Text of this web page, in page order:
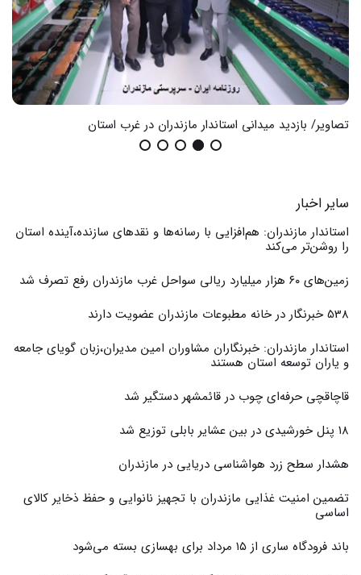
تصاویر/ بازدید میدانی استاندار مازندران در غرب استان
سایر اخبار
استاندار مازندران: هم‌افزایی با رسانه‌ها و نقدهای سازنده،آینده استان
را روشن‌تر می‌کند
زمین‌های ۶۰ هزار میلیارد ریالی سواحل غرب مازندران رفع تصرف شد
538 خبرنگار در خانه مطبوعات مازندران عضویت دارند
استاندار مازندران: خبرنگاران مشاوران امین مدیران،زبان گویای جامعه
و یاران توسعه استان هستند
قاچاقچی حرفه‌ای چوب در قائمشهر دستگیر شد
۱۸ پنل خورشیدی در بین عشایر بابلی توزیع شد
هشدار سطح زرد هواشناسی دریایی در مازندران
تضمین امنیت غذایی مازندران با تجهیز نانوایی و حفظ ذخایر کالای
اساسی
باند فرودگاه ساری از ۱۵ مرداد برای بهسازی بسته می‌شود